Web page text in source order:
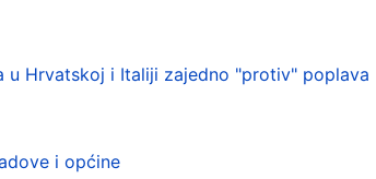
u Hrvatskoj i Italiji zajedno "protiv" poplava
i općine